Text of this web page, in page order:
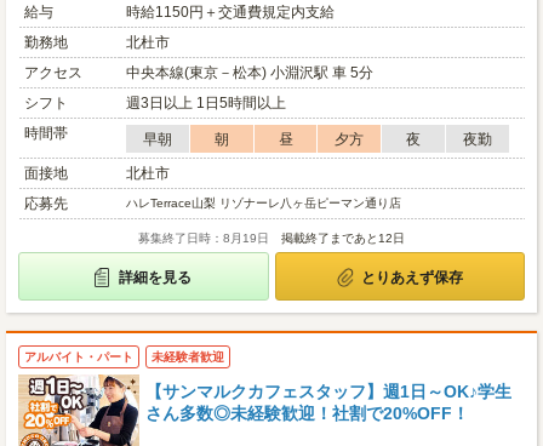
給与
時給1150円＋交通費規定内支給
勤務地
北杜市
アクセス
中央本線(東京－松本) 小淵沢駅 車 5分
シフト
週3日以上 1日5時間以上
時間帯
早朝 朝 昼 夕方 夜
夜勤
面接地
北杜市
応募先
ハレTerrace山梨 リゾナーレ八ヶ岳ピーマン通り店
募集終了日時：8月19日 掲載終了まであと12日
詳細を見る とりあえず保存
アルバイト・パート 未経験者歓迎
【サンマルクカフェスタッフ】週1日～OK♪学生
さん多数◎未経験歓迎！社割で20%OFF！